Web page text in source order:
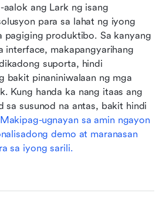
ang Lark ng isang
para sa lahat ng iyong
pagiging produktibo. Sa kanyang
interface, makapangyarihang
suporta, hindi
bakit pinaniniwalaan ng mga
Kung handa ka nang itaas ang
sa susunod na antas, bakit hindi
Makipag-ugnayan sa amin ngayon
demo at maranasan
sa iyong sarili.